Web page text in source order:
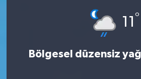
11°
Bölgesel düzensiz